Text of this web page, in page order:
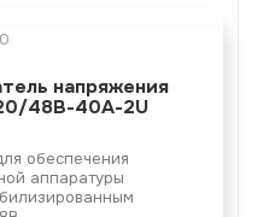
напряжения
48В-40А-2U
обеспечения
аппаратуры